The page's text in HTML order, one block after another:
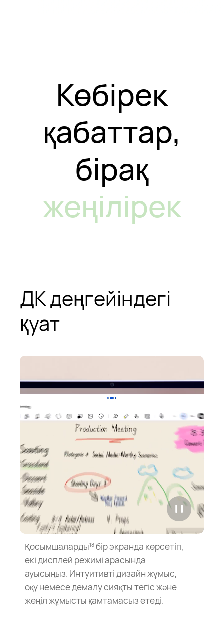
Көбірек
қабаттар,
бірақ
жеңілірек
ДК деңгейіндегі
қуат
Қосымшаларды18бір экранда көрсетіп,
екі дисплей режимі арасында
ауысыңыз. Интуитивті дизайн жұмыс,
оқу немесе демалу сияқты тегіс және
жеңіл жұмысты қамтамасыз етеді.